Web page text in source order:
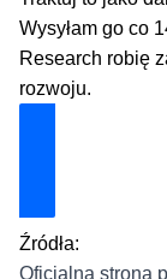
Wysyłam go co
Research robię
rozwoju.
Źródła:
Oficjalna strona